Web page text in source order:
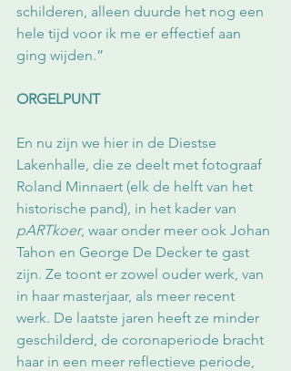
schilderen, alleen duurde het nog een
hele tijd voor ik me er effectief aan
ging wijden.”
ORGELPUNT
En nu zijn we hier in de Diestse
Lakenhalle, die ze deelt met fotograaf
Roland Minnaert (elk de helft van het
historische pand), in het kader van
pARTkoer, waar onder meer ook Johan
Tahon en George De Decker te gast
zijn. Ze toont er zowel ouder werk, van
in haar masterjaar, als meer recent
werk. De laatste jaren heeft ze minder
geschilderd, de coronaperiode bracht
haar in een meer reflectieve periode,